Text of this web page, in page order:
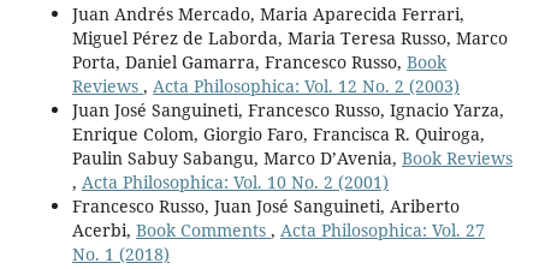
Juan Andrés Mercado, Maria Aparecida Ferrari,
Miguel Pérez de Laborda, Maria Teresa Russo, Marco
Porta, Daniel Gamarra, Francesco Russo, Book
Reviews , Acta Philosophica: Vol. 12 No. 2 (2003)
Juan José Sanguineti, Francesco Russo, Ignacio Yarza,
Enrique Colom, Giorgio Faro, Francisca R. Quiroga,
Paulin Sabuy Sabangu, Marco D’Avenia, Book Reviews
, Acta Philosophica: Vol. 10 No. 2 (2001)
Francesco Russo, Juan José Sanguineti, Ariberto
Acerbi, Book Comments , Acta Philosophica: Vol. 27
No. 1 (2018)